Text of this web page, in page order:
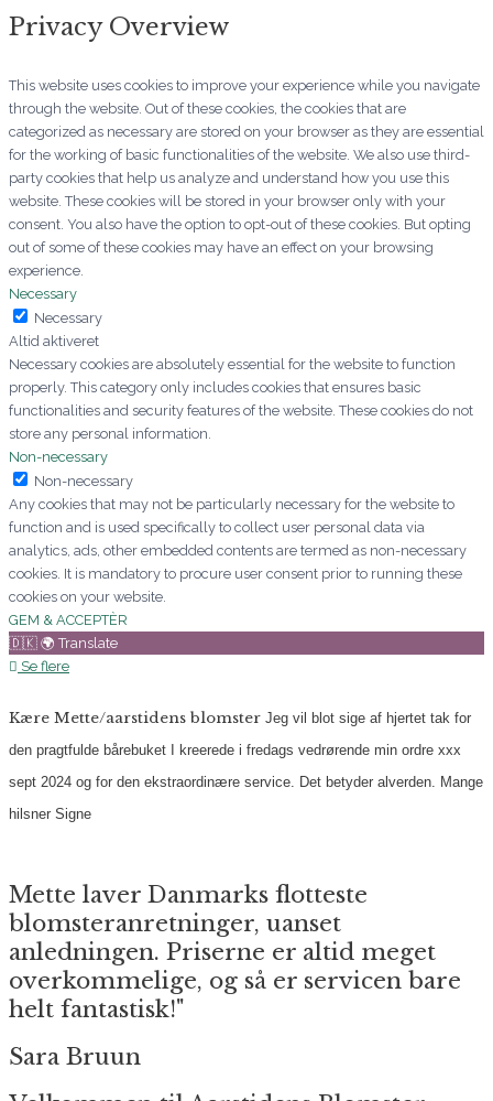
Privacy Overview
This website uses cookies to improve your experience while you navigate
through the website. Out of these cookies, the cookies that are
categorized as necessary are stored on your browser as they are essential
for the working of basic functionalities of the website. We also use third-
party cookies that help us analyze and understand how you use this
website. These cookies will be stored in your browser only with your
consent. You also have the option to opt-out of these cookies. But opting
out of some of these cookies may have an effect on your browsing
experience.
Necessary
Necessary
Altid aktiveret
Necessary cookies are absolutely essential for the website to function
properly. This category only includes cookies that ensures basic
functionalities and security features of the website. These cookies do not
store any personal information.
Non-necessary
Non-necessary
Any cookies that may not be particularly necessary for the website to
function and is used specifically to collect user personal data via
analytics, ads, other embedded contents are termed as non-necessary
cookies. It is mandatory to procure user consent prior to running these
cookies on your website.
GEM & ACCEPTÈR
🇩🇰 🌍 Translate
Se flere
Kære Mette/aarstidens blomster Jeg vil blot sige af hjertet tak for
den pragtfulde bårebuket I kreerede i fredags vedrørende min ordre xxx
sept 2024 og for den ekstraordinære service. Det betyder alverden. Mange
hilsner Signe
Mette laver Danmarks flotteste
blomsteranretninger, uanset
anledningen. Priserne er altid meget
overkommelige, og så er servicen bare
helt fantastisk!"
Sara Bruun